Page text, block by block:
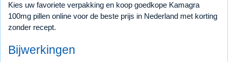
Kies uw favoriete verpakking en koop goedkope Kamagra
100mg pillen online voor de beste prijs in Nederland met korting
zonder recept.
Bijwerkingen